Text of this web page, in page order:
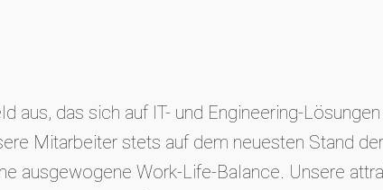
das sich auf IT- und Engineering-
Mitarbeiter stets auf dem neuesten Stand
ausgewogene Work-Life-Balance. Unsere